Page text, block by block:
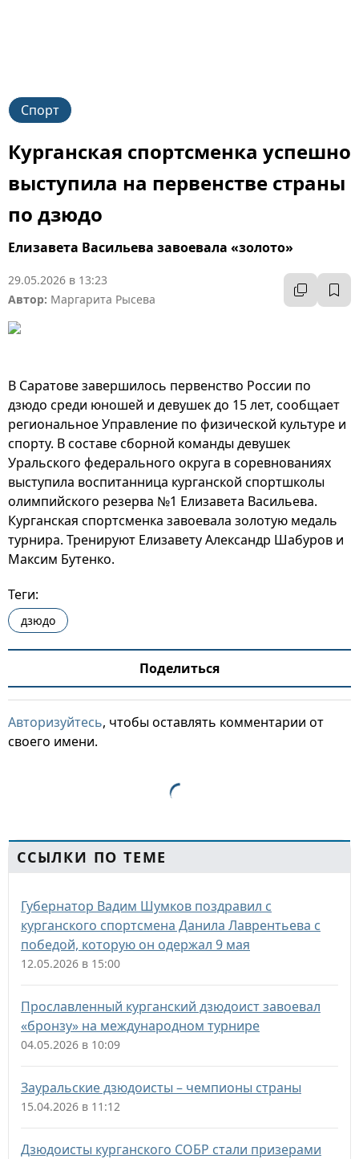
Спорт
Курганская спортсменка успешно
выступила на первенстве страны
по дзюдо
Елизавета Васильева завоевала «золото»
29.05.2026 в 13:23
Автор: Маргарита Рысева
В Саратове завершилось первенство России по
дзюдо среди юношей и девушек до 15 лет, сообщает
региональное Управление по физической культуре и
спорту. В составе сборной команды девушек
Уральского федерального округа в соревнованиях
выступила воспитанница курганской спортшколы
олимпийского резерва №1 Елизавета Васильева.
Курганская спортсменка завоевала золотую медаль
турнира. Тренируют Елизавету Александр Шабуров и
Максим Бутенко.
Теги:
дзюдо
Поделиться
Авторизуйтесь, чтобы оставлять комментарии от
своего имени.
ССЫЛКИ ПО ТЕМЕ
Губернатор Вадим Шумков поздравил с
курганского спортсмена Данила Лаврентьева с
победой, которую он одержал 9 мая
12.05.2026 в 15:00
Прославленный курганский дзюдоист завоевал
«бронзу» на международном турнире
04.05.2026 в 10:09
Зауральские дзюдоисты – чемпионы страны
15.04.2026 в 11:12
Дзюдоисты курганского СОБР стали призерами